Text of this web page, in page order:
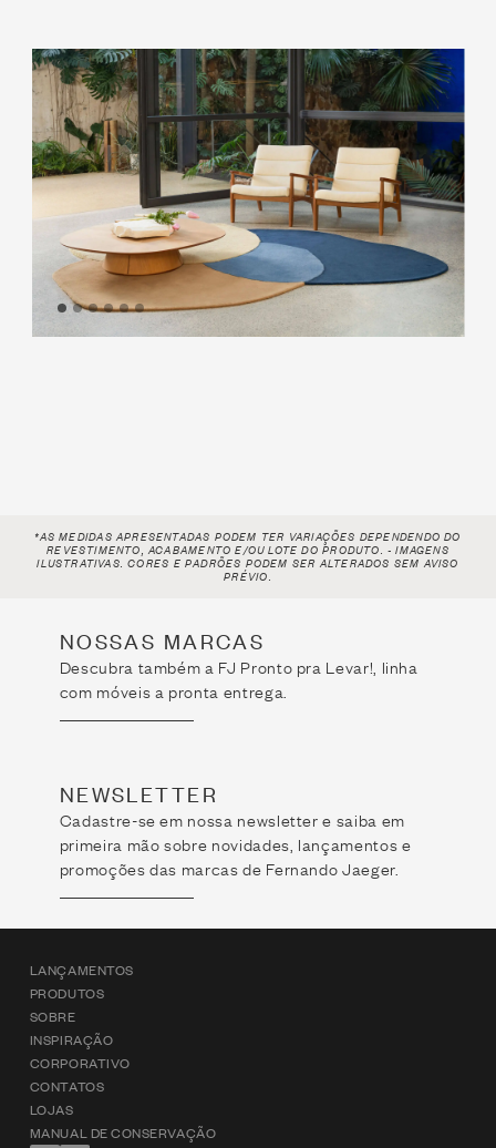
*AS MEDIDAS APRESENTADAS PODEM TER VARIAÇÕES DEPENDENDO DO
REVESTIMENTO, ACABAMENTO E/OU LOTEDO PRODUTO. - IMAGENS
ILUSTRATIVAS. CORES E PADRÕES PODEM SER ALTERADOS SEM AVISO
PRÉVIO.
NOSSAS MARCAS
Descubra também a FJ Pronto pra Levar!, linha
com móveis a pronta entrega.
NEWSLETTER
Cadastre-se em nossa newsletter e saiba em
primeira mão sobre novidades, lançamentos e
promoções das marcas de Fernando Jaeger.
LANÇAMENTOS
PRODUTOS
SOBRE
INSPIRAÇÃO
CORPORATIVO
CONTATOS
LOJAS
MANUAL DE CONSERVAÇÃO